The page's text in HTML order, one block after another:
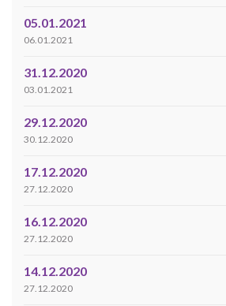
05.01.2021
06.01.2021
31.12.2020
03.01.2021
29.12.2020
30.12.2020
17.12.2020
27.12.2020
16.12.2020
27.12.2020
14.12.2020
27.12.2020